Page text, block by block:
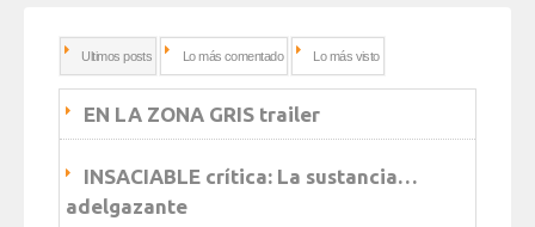
Ultimos posts Lo más comentado Lo más visto
EN LA ZONA GRIS trailer
INSACIABLE crítica: La sustancia…
adelgazante